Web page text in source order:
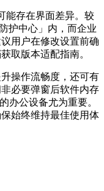
能存在界面差异。较
护中心」内，而企业
用户在修改设置前确
取版本适配指南。
操作流畅度，还可有
必要弹窗后软件内存
办公设备尤为重要。
始终维持最佳使用体